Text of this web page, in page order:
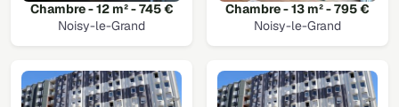
Chambre - 12 m² - 745 €
Noisy-le-Grand
Chambre - 13 m² - 795 €
Noisy-le-Grand